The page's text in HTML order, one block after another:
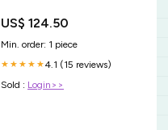
US$ 124.50
Min. order: 1 piece
★★★★★4.1 (15 reviews)
Sold : Login>>